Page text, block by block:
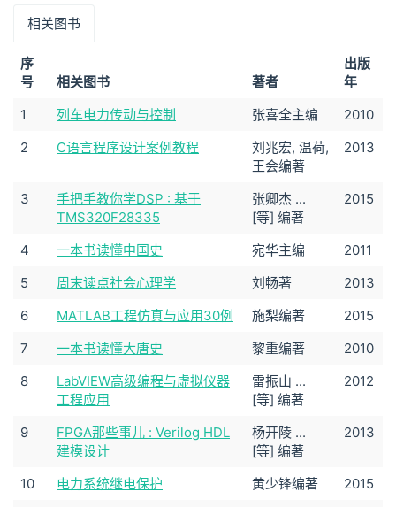
相关图书
序
号
相关图书 著者
出版
年
1
列车电力传动与控制 张喜全主编
2010
2
C语言程序设计案例教程
刘兆宏, 温荷,
王会编著
2013
3
手把手教你学DSP : 基于
TMS320F28335
张卿杰 ...
[等] 编著
2015
4 一本书读懂中国史 宛华主编
2011
5
周末读点社会心理学 刘畅著
2013
6
MATLAB工程仿真与应用30例 施梨编著
2015
7
一本书读懂大唐史 黎重编著
2010
8
LabVIEW高级编程与虚拟仪器
工程应用
雷振山 ...
[等] 编著
2012
9
FPGA那些事儿 : Verilog HDL
建模设计
杨开陵 ...
[等] 编著
2013
10 电力系统继电保护 黄少锋编著
2015